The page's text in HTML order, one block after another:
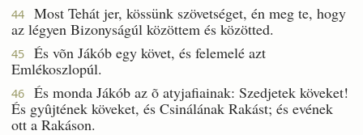
44
Most Tehát jer, kössünk szövetséget, én meg te, hogy
az légyen Bizonyságúl közöttem és közötted.
45
És võn Jákób egy követ, és felemelé azt
Emlékoszlopúl.
46
És monda Jákób az õ atyjafiainak: Szedjetek köveket!
És gyûjtének köveket, és Csinálának Rakást; és evének
ott a Rakáson.